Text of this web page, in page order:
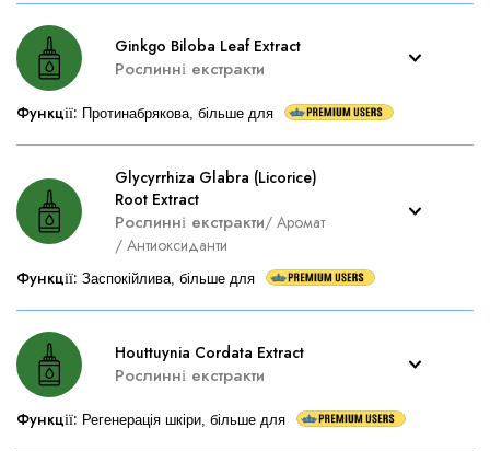
Ginkgo Biloba Leaf Extract
Рослинні екстракти
Функції: Протинабрякова, більше для
Glycyrrhiza Glabra (Licorice)
Root Extract
Рослинні екстракти/ Аромат
/ Антиоксиданти
Функції: Заспокійлива, більше для
Houttuynia Cordata Extract
Рослинні екстракти
Функції: Регенерація шкіри, більше для